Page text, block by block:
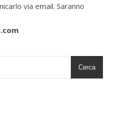
via email. Saranno
Cerca